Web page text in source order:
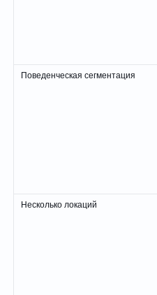
Поведенческая сегментация
Несколько локаций